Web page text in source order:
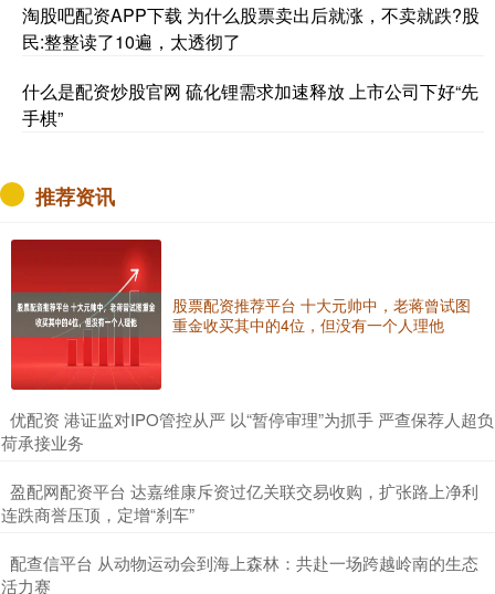
淘股吧配资APP下载 为什么股票卖出后就涨，不卖就跌?股
民:整整读了10遍，太透彻了
什么是配资炒股官网 硫化锂需求加速释放 上市公司下好“先
手棋”
推荐资讯
股票配资推荐平台 十大元帅中，老蒋曾试图
重金收买其中的4位，但没有一个人理他
​优配资 港证监对IPO管控从严 以“暂停审理”为抓手 严查保荐人超负
荷承接业务
​盈配网配资平台 达嘉维康斥资过亿关联交易收购，扩张路上净利
连跌商誉压顶，定增“刹车”
​配查信平台 从动物运动会到海上森林：共赴一场跨越岭南的生态
活力赛